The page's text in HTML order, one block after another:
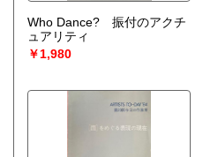
Who Dance? 振付のアクチ
ュアリティ
￥1,980